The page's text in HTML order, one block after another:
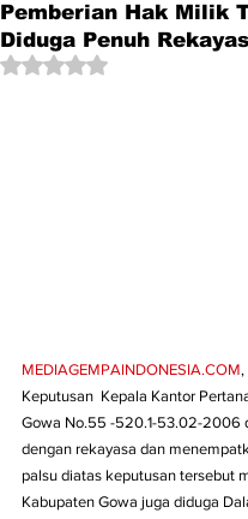
Pemberian Hak Milik
Diduga Penuh
Dinilai NaN dari 5 bintang.
MEDIAGEMPAINDONESIA.COM,
Keputusan  Kepala Kantor
Gowa No.55 -520.1-53.02-2006
dengan rekayasa dan
palsu diatas keputusan tersebut
Kabupaten Gowa juga diduga